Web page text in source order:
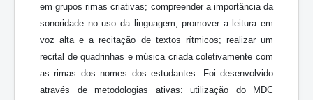
em grupos rimas criativas; compreender a importância da
sonoridade no uso da linguagem; promover a leitura em
voz alta e a recitação de textos rítmicos; realizar um
recital de quadrinhas e música criada coletivamente com
as rimas dos nomes dos estudantes. Foi desenvolvido
através de metodologias ativas: utilização do MDC